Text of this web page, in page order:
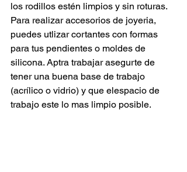
los rodillos estén limpios y sin roturas.
Para realizar accesorios de joyeria,
puedes utlizar cortantes con formas
para tus pendientes o moldes de
silicona. Aptra trabajar asegurte de
tener una buena base de trabajo
(acrílico o vidrio) y que elespacio de
trabajo este lo mas limpio posible.